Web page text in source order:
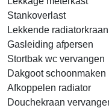
Stankoverlast
Lekkende radiatorkraan
Gasleiding afpersen
Stortbak wc vervangen
Dakgoot schoonmaken
Afkoppelen radiator
Douchekraan